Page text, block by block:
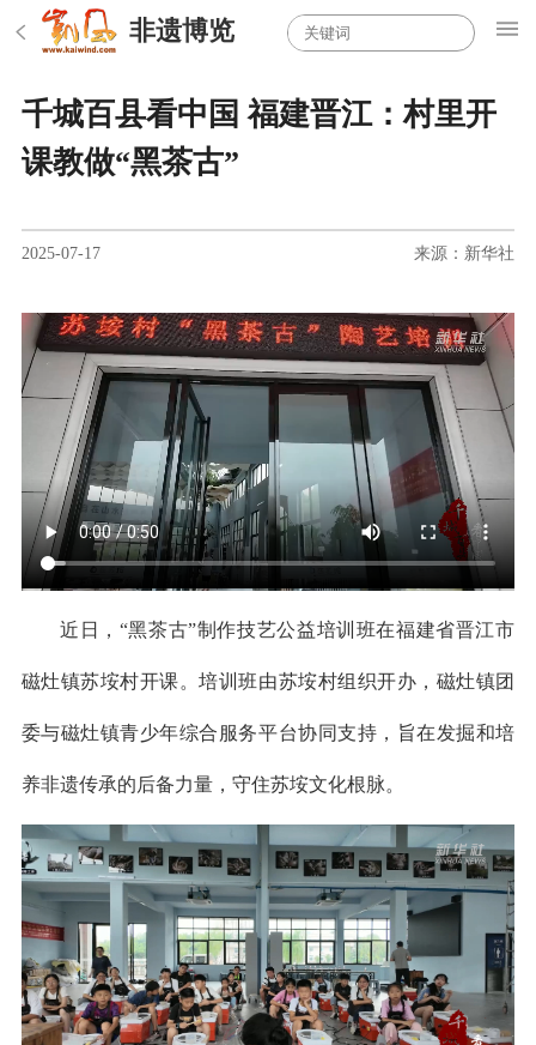
非遗博览
千城百县看中国 福建晋江：村里开
课教做“黑茶古”
2025-07-17 来源：新华社
近日，“黑茶古”制作技艺公益培训班在福建省晋江市
磁灶镇苏垵村开课。培训班由苏垵村组织开办，磁灶镇团
委与磁灶镇青少年综合服务平台协同支持，旨在发掘和培
养非遗传承的后备力量，守住苏垵文化根脉。